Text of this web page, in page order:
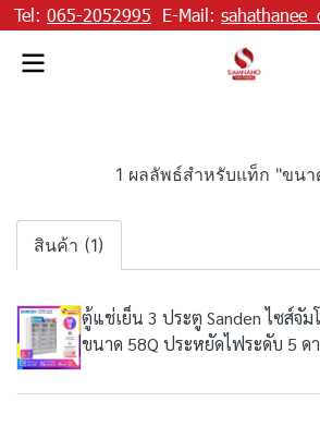
Tel: 065-2052995 E-Mail:
1 ผลลัพธ์สำหรับแท็ก "ขนา
สินค้า (1)
ตู้แช่เย็น 3 ประตู Sanden ไซส์จัม
ขนาด 58Q ประหยัดไฟระดับ 5 ด